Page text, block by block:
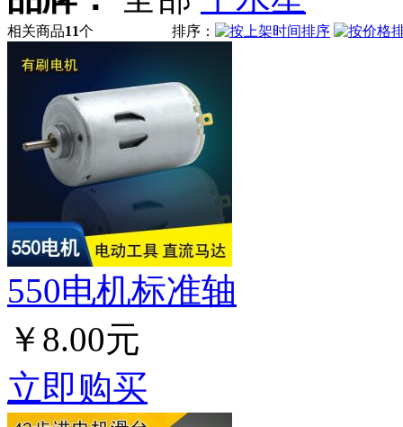
相关商品11个 排序：
550电机标准轴
￥8.00元
立即购买